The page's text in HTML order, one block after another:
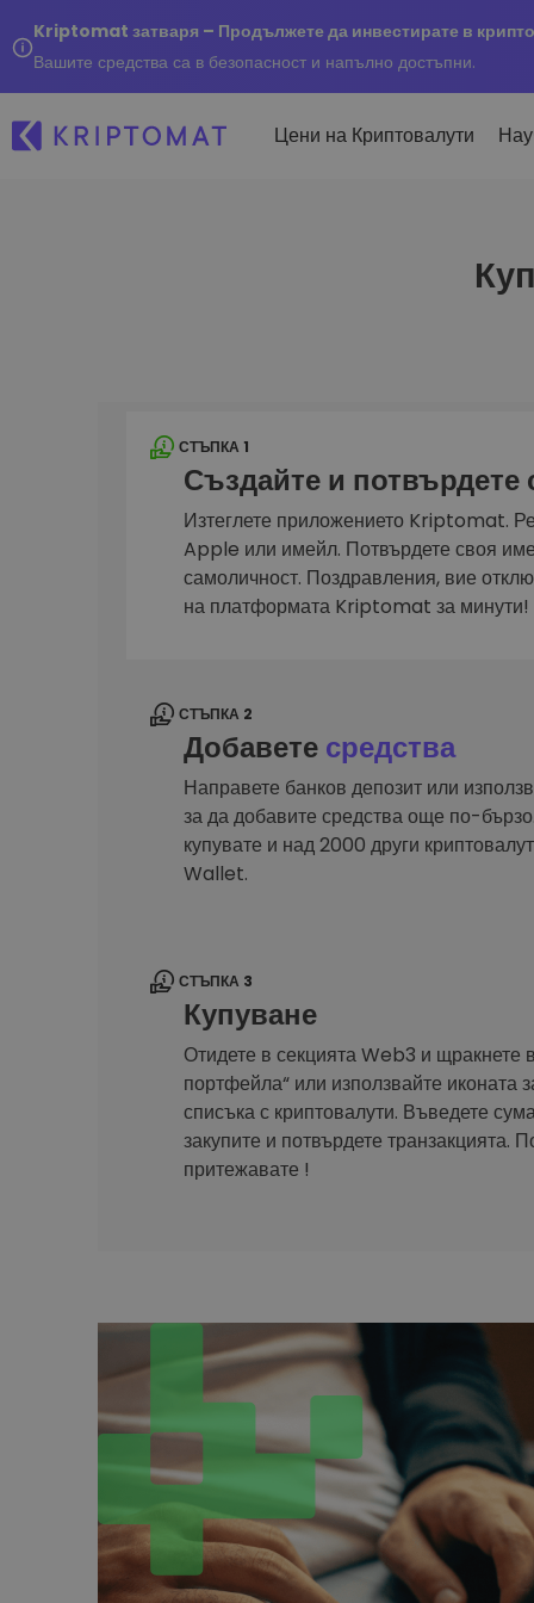
Kriptomat затваря – Продължете да инвестирате в
Вашите средства са в безопасност и напълно достъпни.
Цени на Криптовалути
Купуване и
в криптовалути
Kriptomat Портфейл
Сигурен и опростен
криптовалута
Инвестиционен
Намери своята крипто
СТЪПКА 1
Създайте и потвърдете
Изтеглете приложението Kriptomat.
Apple или имейл. Потвърдете своя
самоличност. Поздравления, вие
на платформата Kriptomat за минути!
СТЪПКА 2
Добавете средства
Направете банков депозит или
за да добавите средства още по-
купувате и над 2000 други
Wallet.
СТЪПКА 3
Купуване
Отидете в секцията Web3 и щракнете
портфейла“ или използвайте иконата
списъка с криптовалути. Въведете
закупите и потвърдете транзакцията.
притежавате !